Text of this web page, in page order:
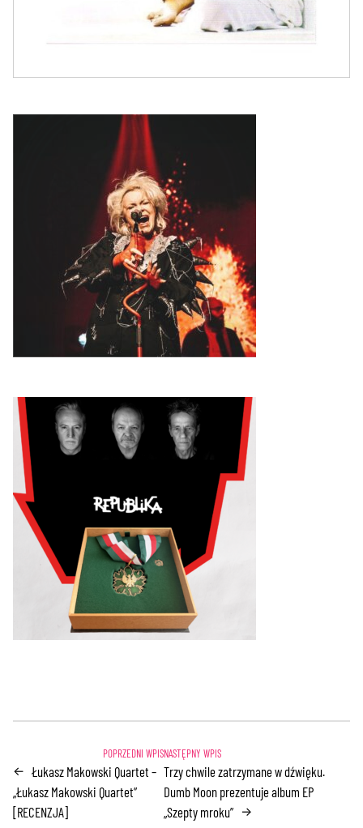
← Łukasz Makowski Quartet –
„Łukasz Makowski Quartet”
[RECENZJA]
Trzy chwile zatrzymane w dźwięku.
Dumb Moon prezentuje album EP
„Szepty mroku” →